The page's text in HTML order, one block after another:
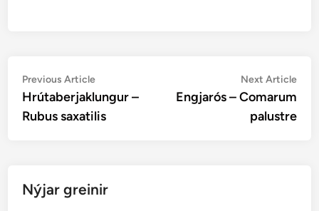
Post
navigation
Previous ArticlePrevious
article:
Hrútaberjaklungur –
Rubus saxatilis
Next Article
Engjarós – Comarum
palustre
Nýjar greinir